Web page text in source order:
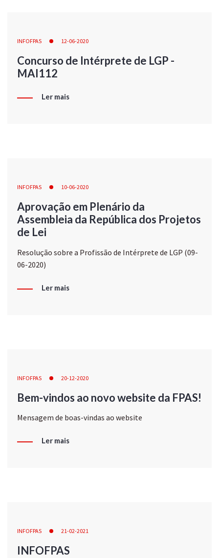
INFOFPAS 12-06-2020
Concurso de Intérprete de LGP -
MAI112
Ler mais
INFOFPAS 10-06-2020
Aprovação em Plenário da
Assembleia da República dos Projetos
de Lei
Resolução sobre a Profissão de Intérprete de LGP (09-
06-2020)
Ler mais
INFOFPAS 20-12-2020
Bem-vindos ao novo website da FPAS!
Mensagem de boas-vindas ao website
Ler mais
INFOFPAS 21-02-2021
INFOFPAS